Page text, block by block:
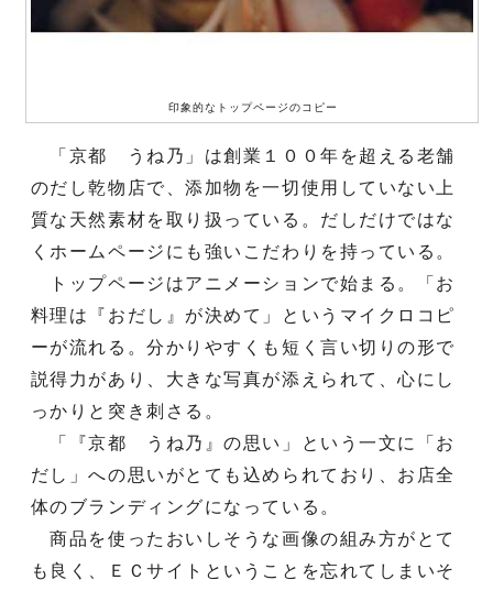
印象的なトップページのコピー
「京都 うね乃」は創業１００年を超える老舗
のだし乾物店で、添加物を一切使用していない上
質な天然素材を取り扱っている。だしだけではな
くホームページにも強いこだわりを持っている。
トップページはアニメーションで始まる。「お
料理は『おだし』が決めて」というマイクロコピ
ーが流れる。分かりやすくも短く言い切りの形で
説得力があり、大きな写真が添えられて、心にし
っかりと突き刺さる。
「『京都 うね乃』の思い」という一文に「お
だし」への思いがとても込められており、お店全
体のブランディングになっている。
商品を使ったおいしそうな画像の組み方がとて
も良く、ＥＣサイトということを忘れてしまいそ